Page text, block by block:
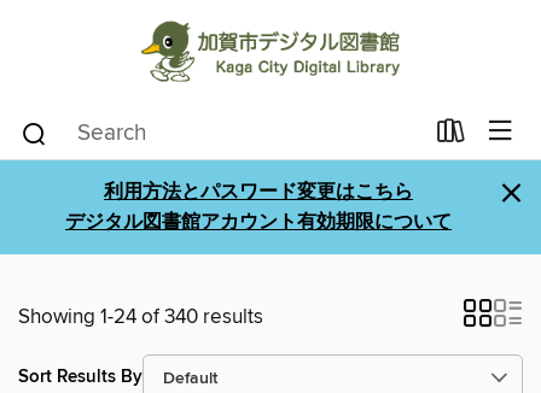
利用方法とパスワード変更はこちら
デジタル図書館アカウント有効期限について
×
Showing 1-24 of 340 results
Sort Results By